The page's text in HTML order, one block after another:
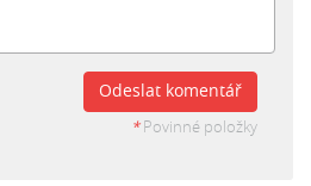
Odeslat komentář
*Povinné položky